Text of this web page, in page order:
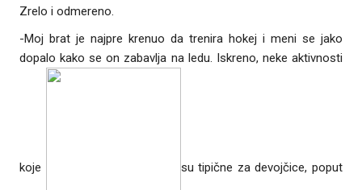
Zrelo i odmereno.
-Moj brat je najpre krenuo da trenira hokej i meni se jako
dopalo kako se on zabavlja na ledu. Iskreno, neke aktivnosti
koje su tipične za devojčice, poput